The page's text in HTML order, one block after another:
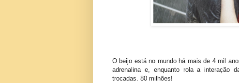
O beijo está no mundo há mais de 4 mil
adrenalina e, enquanto rola a interação
trocadas. 80 milhões!